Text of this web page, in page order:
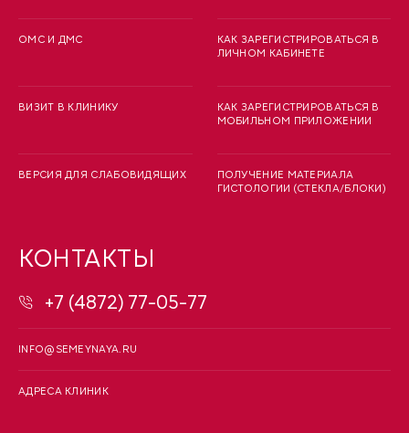
ОМС И ДМС
ВИЗИТ В КЛИНИКУ
ВЕРСИЯ ДЛЯ СЛАБОВИДЯЩИХ
КАК ЗАРЕГИСТРИРОВАТЬСЯ В
ЛИЧНОМ КАБИНЕТЕ
КАК ЗАРЕГИСТРИРОВАТЬСЯ В
МОБИЛЬНОМ ПРИЛОЖЕНИИ
ПОЛУЧЕНИЕ МАТЕРИАЛА
ГИСТОЛОГИИ (СТЕКЛА/БЛОКИ)
КОНТАКТЫ
+7 (4872) 77-05-77
INFO@SEMEYNAYA.RU
АДРЕСА КЛИНИК